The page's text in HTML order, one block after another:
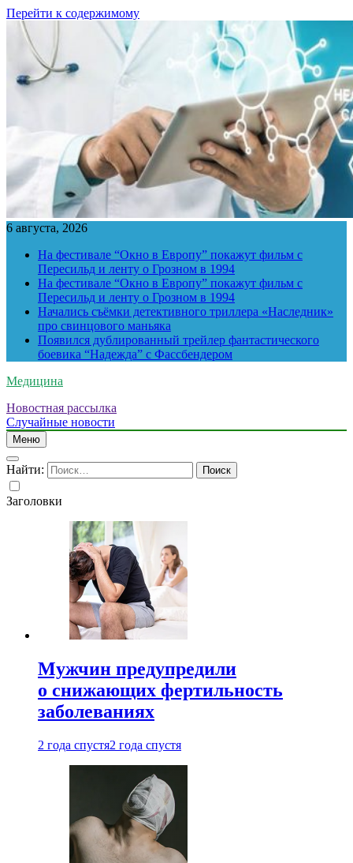
Перейти к содержимому
6 августа, 2026
На фестивале “Окно в Европу” покажут фильм с
Пересильд и ленту о Грозном в 1994
На фестивале “Окно в Европу” покажут фильм с
Пересильд и ленту о Грозном в 1994
Начались съёмки детективного триллера «Наследник»
про свинцового маньяка
Появился дублированный трейлер фантастического
боевика “Надежда” с Фассбендером
Медицина
Новостная рассылка
Случайные новости
Меню
Найти:
Заголовки
Мужчин предупредили
о снижающих фертильность
заболеваниях
2 года спустя2 года спустя